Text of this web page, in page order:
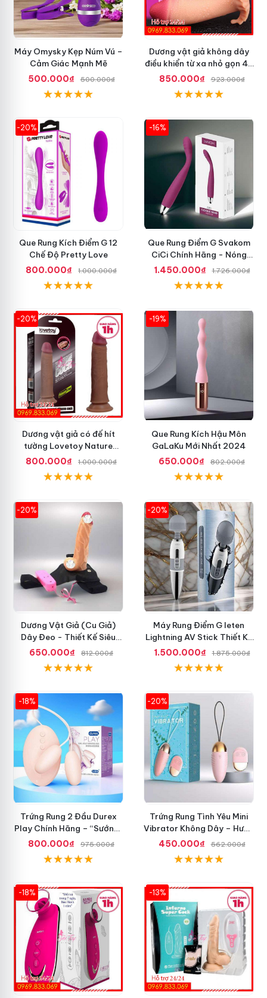
Máy Omysky Kẹp Núm Vú –
Cảm Giác Mạnh Mẽ
500.000₫
500.000₫
Dương vật giả không dây
điều khiển từ xa nhỏ gọn 42
độ
850.000₫ 923.000₫
-20%
Que Rung Kích Điểm G 12
Chế Độ Pretty Love
800.000₫
1.000.000₫
-16%
Que Rung Điểm G Svakom
CiCi Chính Hãng - Nóng
Nhất Hiện Nay
1.450.000₫ 1.726.000₫
-20%
Dương vật giả có đế hít
tường Lovetoy Nature
Cock 7 inch da đen
800.000₫ 1.000.000₫
-19%
Que Rung Kích Hậu Môn
GaLaKu Mới Nhất 2024
650.000₫
802.000₫
-20%
Dương Vật Giả (Cu Giả)
Dây Đeo - Thiết Kế Siêu
Ngầu, Giá Cực Rẻ
650.000₫ 812.000₫
-20%
Máy Rung Điểm G leten
Lightning AV Stick Thiết Kế
Thông Minh
1.500.000₫ 1.875.000₫
-18%
Trứng Rung 2 Đầu Durex
Play Chính Hãng – “Sướng”
Đã Đời
800.000₫ 975.000₫
-20%
Trứng Rung Tình Yêu Mini
Vibrator Không Dây – Hưng
Phấn Mọi Nơi
450.000₫ 562.000₫
-18% -13%